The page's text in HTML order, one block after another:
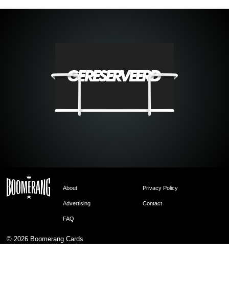
About Privacy Policy
Advertising Contact
FAQ
© 2026 Boomerang Cards